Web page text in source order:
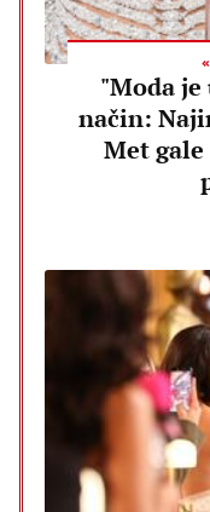
"Moda
način:
Met gale